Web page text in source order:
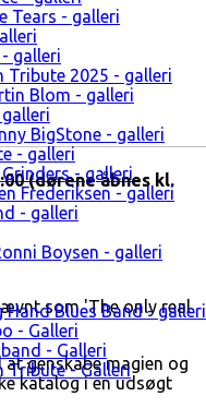
Tears - galleri
galleri
Tribute 2025 - galleri
Blom - galleri
BigStone - galleri
- galleri
- galleri
Frederiksen - galleri
- galleri
Boysen - galleri
Hand Blues Band - galleri
- Galleri
- Galleri
Tribute - Galleri
(dørene åbnes kl.
som 'The only real
genskabe magien og
katalog i en udsøgt